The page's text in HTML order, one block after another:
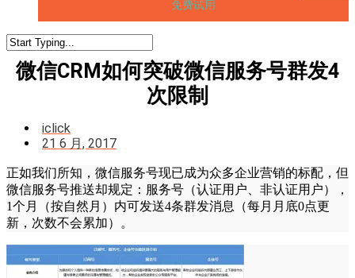
免费试用
微信CRM如何突破微信服务号群发4
次限制
iclick
21 6 月, 2017
正如我们所知，微信服务号现已成为众多企业营销的标配，但
微信服务号推送却规定：服务号（认证用户、非认证用户），
1个月（按自然月）内可发送4条群发消息（每月月底0点更
新，次数不会累加）。